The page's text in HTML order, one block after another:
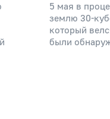
5 мая в
землю 30-
который
были